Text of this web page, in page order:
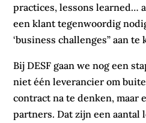
practices, lessons learned…
een klant tegenwoordig
‘business challenges” aan te
Bij DESF gaan we nog een
niet één leverancier om
contract na te denken, maar
partners. Dat zijn een aantal